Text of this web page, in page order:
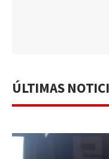
ÚLTIMAS